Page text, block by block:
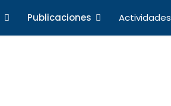
Publicaciones Actividades